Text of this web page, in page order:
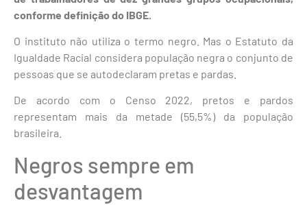
conforme definição do IBGE.
O instituto não utiliza o termo negro. Mas o Estatuto da
Igualdade Racial considera população negra o conjunto de
pessoas que se autodeclaram pretas e pardas.
De acordo com o Censo 2022, pretos e pardos
representam mais da metade (55,5%) da população
brasileira.
Negros sempre em
desvantagem